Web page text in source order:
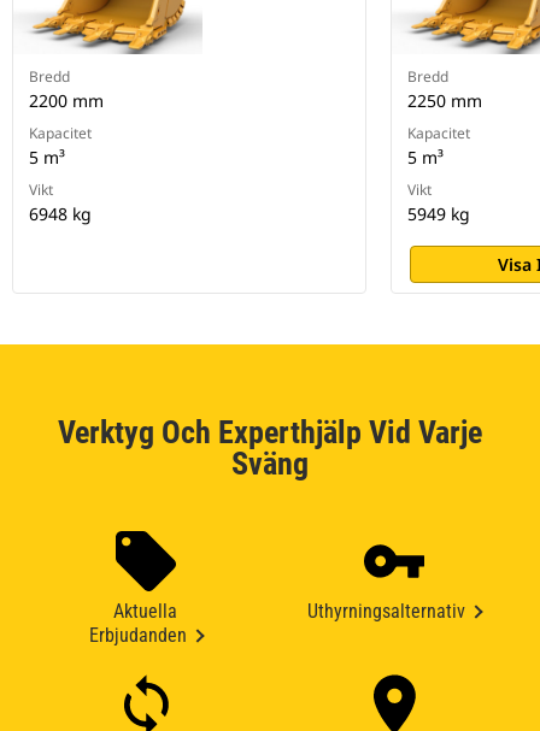
Bredd
2200 mm
Kapacitet
5 m³
Vikt
6948 kg
Bredd
2250 mm
Kapacitet
5 m³
Vikt
5949 kg
Visa
Verktyg Och Experthjälp Vid Varje
Sväng
Aktuella
Erbjudanden
Uthyrningsalternativ